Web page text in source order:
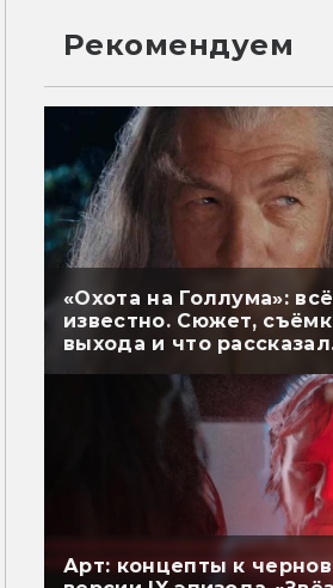
Рекомендуем
«Охота на Голлума»:
известно. Сюжет,
выхода и что рассказал
Арт: концепты к